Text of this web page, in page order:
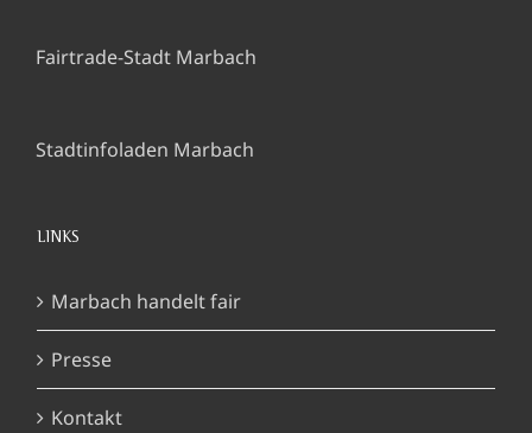
Fairtrade-Stadt Marbach
Stadtinfoladen Marbach
LINKS
Marbach handelt fair
Presse
Kontakt